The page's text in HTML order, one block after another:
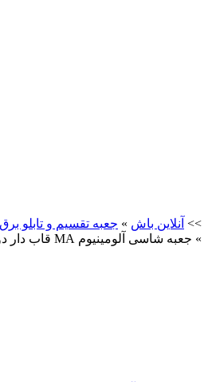
>> آنلاین باش » جعبه تقسیم و تابلو برق
» جعبه شاسی آلومینیوم MA قاب دار دوتایی ایرانی